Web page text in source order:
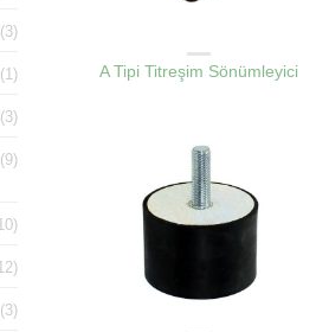
A Tipi Titreşim Sönümleyici
(3)
(1)
(3)
(9)
(3)